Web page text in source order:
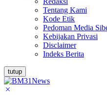
Tentang Kami
Kode Etik
Pedoman Media
Kebijakan Privasi
Disclaimer
Indeks Berita
tutup